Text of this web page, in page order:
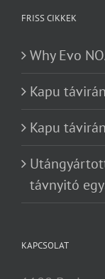
FRISS CIKKEK
Why Evo
Kapu
Kapu
távnyitó
KAPCSOLAT